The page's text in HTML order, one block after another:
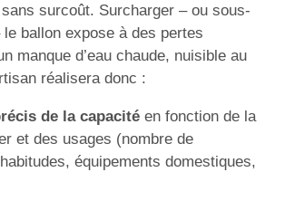
surcoût. Surcharger – ou sous-
ballon expose à des pertes
manque d’eau chaude, nuisible au
réalisera donc :
de la capacitéen fonction de la
et des usages (nombre de
équipements domestiques,